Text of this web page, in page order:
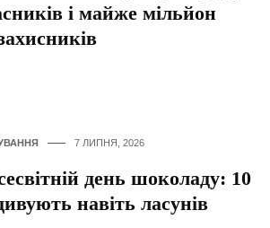
і майже мільйон
7 ЛИПНЯ, 2026
день шоколаду: 10
навіть ласунів